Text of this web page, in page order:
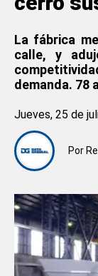
La fábrica
calle, y
demanda. 78
Por
Jueves, 25 de